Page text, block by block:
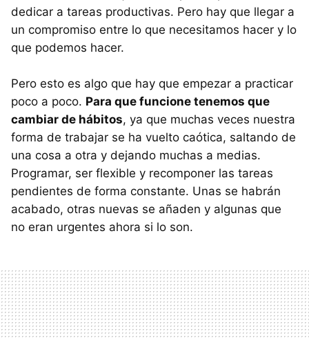
dedicar a tareas productivas. Pero hay que llegar a
un compromiso entre lo que necesitamos hacer y lo
que podemos hacer.
Pero esto es algo que hay que empezar a practicar
poco a poco. Para que funcione tenemos que
cambiar de hábitos, ya que muchas veces nuestra
forma de trabajar se ha vuelto caótica, saltando de
una cosa a otra y dejando muchas a medias.
Programar, ser flexible y recomponer las tareas
pendientes de forma constante. Unas se habrán
acabado, otras nuevas se añaden y algunas que
no eran urgentes ahora si lo son.